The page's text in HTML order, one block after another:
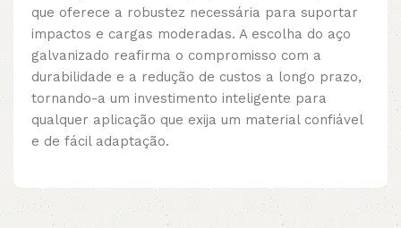
que oferece a robustez necessária para suportar
impactos e cargas moderadas. A escolha do aço
galvanizado reafirma o compromisso com a
durabilidade e a redução de custos a longo prazo,
tornando-a um investimento inteligente para
qualquer aplicação que exija um material confiável
e de fácil adaptação.